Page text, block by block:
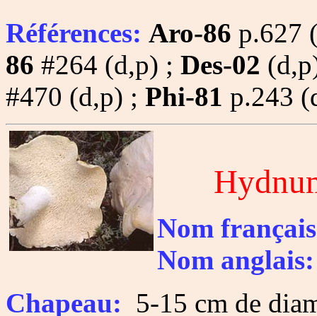
Références: Aro-86 p.627
86 #264 (d,p) ; Des-02
#470 (d,p) ; Phi-81 p.243
Nom
Nom anglais:
Chapeau: 5-15 cm de